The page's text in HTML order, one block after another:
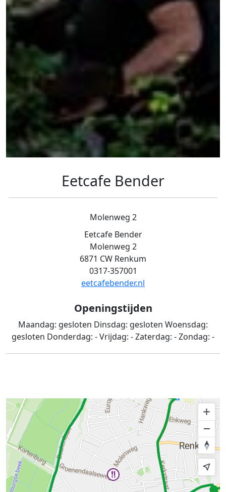
Eetcafe Bender
Molenweg 2
Eetcafe Bender
Molenweg 2
6871 CW Renkum
0317-357001
eetcafebender.nl
Openingstijden
Maandag: gesloten Dinsdag: gesloten Woensdag:
gesloten Donderdag: -Vrijdag: -Zaterdag: -Zondag: -